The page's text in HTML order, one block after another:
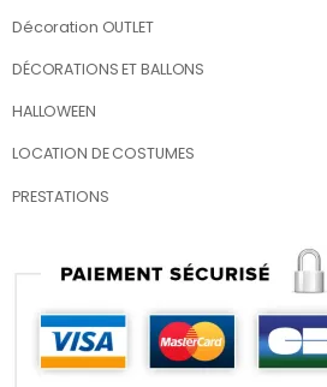
Décoration OUTLET
DÉCORATIONS ET BALLONS
HALLOWEEN
LOCATION DE COSTUMES
PRESTATIONS